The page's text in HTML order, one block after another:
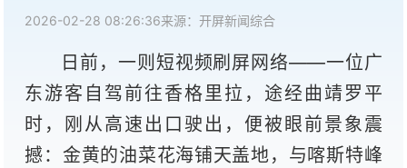
2026-02-28 08:26:36来源：开屏新闻综合
日前，一则短视频刷屏网络——一位广
东游客自驾前往香格里拉，途经曲靖罗平
时，刚从高速出口驶出，便被眼前景象震
撼：金黄的油菜花海铺天盖地，与喀斯特峰